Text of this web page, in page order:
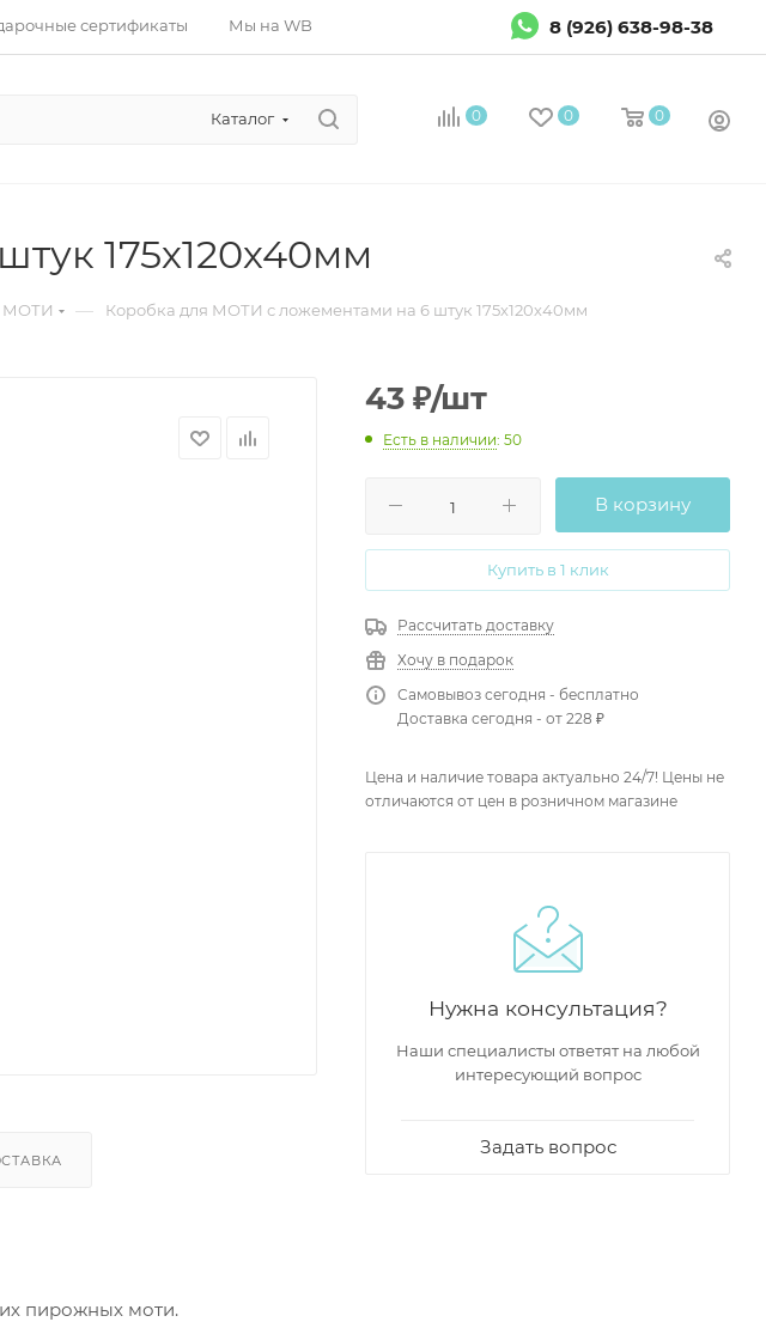
сертификаты Мы на WB 8 (926) 638-98-38
Каталог 0 0 0
175х120х40мм
МОТИ — Коробка для МОТИ с ложементами на 6 штук 175х120х40мм
пирожных моти.
43 ₽/шт
Есть в наличии: 50
В корзину
Купить в 1 клик
Рассчитать доставку
Хочу в подарок
Самовывоз сегодня - бесплатно
Доставка сегодня - от 228 ₽
Цена и наличие товара актуально 24/7! Цены не
отличаются от цен в розничном магазине
Нужна консультация?
Наши специалисты ответят на любой
интересующий вопрос
Задать вопрос